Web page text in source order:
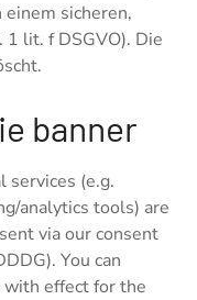
sicheren,
lit. f DSGVO). Die
banner
services (e.g.
analytics tools) are
via our consent
You can
effect for the